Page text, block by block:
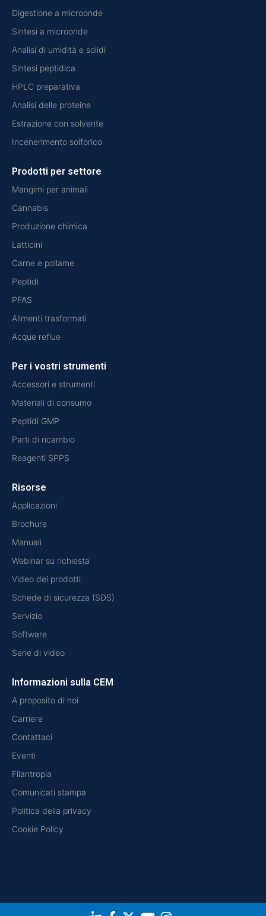
Digestione a microonde
Sintesi a microonde
Analisi di umidità e solidi
Sintesi peptidica
HPLC preparativa
Analisi delle proteine
Estrazione con solvente
Incenerimento solforico
Prodotti per settore
Mangimi per animali
Cannabis
Produzione chimica
Latticini
Carne e pollame
Peptidi
PFAS
Alimenti trasformati
Acque reflue
Per i vostri strumenti
Accessori e strumenti
Materiali di consumo
Peptidi GMP
Parti di ricambio
Reagenti SPPS
Risorse
Applicazioni
Brochure
Manuali
Webinar su richiesta
Video dei prodotti
Schede di sicurezza (SDS)
Servizio
Software
Serie di video
Informazioni sulla CEM
A proposito di noi
Carriere
Contattaci
Eventi
Filantropia
Comunicati stampa
Politica della privacy
Cookie Policy